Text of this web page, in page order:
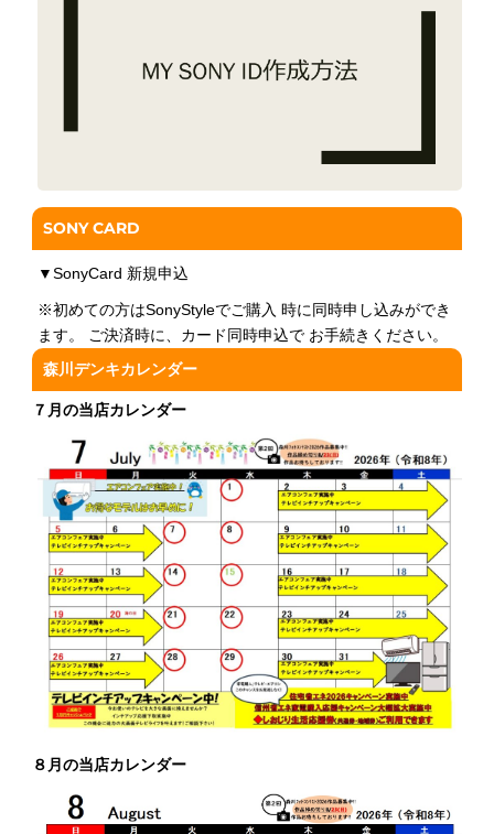
SONY CARD
▼SonyCard 新規申込
※初めての方はSonyStyleでご購入 時に同時申し込みができ
ます。 ご決済時に、カード同時申込で お手続きください。
森川デンキカレンダー
７月の当店カレンダー
８月の当店カレンダー